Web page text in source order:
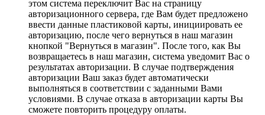
этом система переключит Вас на страницу
авторизационного сервера, где Вам будет предложено
ввести данные пластиковой карты, инициировать ее
авторизацию, после чего вернуться в наш магазин
кнопкой "Вернуться в магазин". После того, как Вы
возвращаетесь в наш магазин, система уведомит Вас о
результатах авторизации. В случае подтверждения
авторизации Ваш заказ будет автоматически
выполняться в соответствии с заданными Вами
условиями. В случае отказа в авторизации карты Вы
сможете повторить процедуру оплаты.